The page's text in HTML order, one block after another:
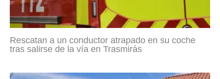
Rescatan a un conductor atrapado en su coche
tras salirse de la vía en Trasmirás